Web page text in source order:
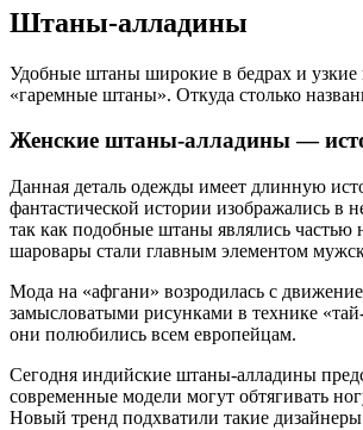
Штаны-алладины
Удобные штаны широкие в бедрах и узкие
«гаремные штаны». Откуда столько
Женские штаны-алладины —
Данная деталь одежды имеет длинную
фантастической истории изображались в
так как подобные штаны являлись
шаровары стали главным элементом
Мода на «афгани» возродилась с
замысловатыми рисунками в технике
они полюбились всем европейцам.
Сегодня индийские штаны-алладины
современные модели могут обтягивать
Новый тренд подхватили такие